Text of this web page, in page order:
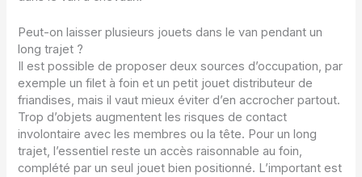
Peut-on laisser plusieurs jouets dans le van pendant un
long trajet ?
Il est possible de proposer deux sources d’occupation, par
exemple un filet à foin et un petit jouet distributeur de
friandises, mais il vaut mieux éviter d’en accrocher partout.
Trop d’objets augmentent les risques de contact
involontaire avec les membres ou la tête. Pour un long
trajet, l’essentiel reste un accès raisonnable au foin,
complété par un seul jouet bien positionné. L’important est